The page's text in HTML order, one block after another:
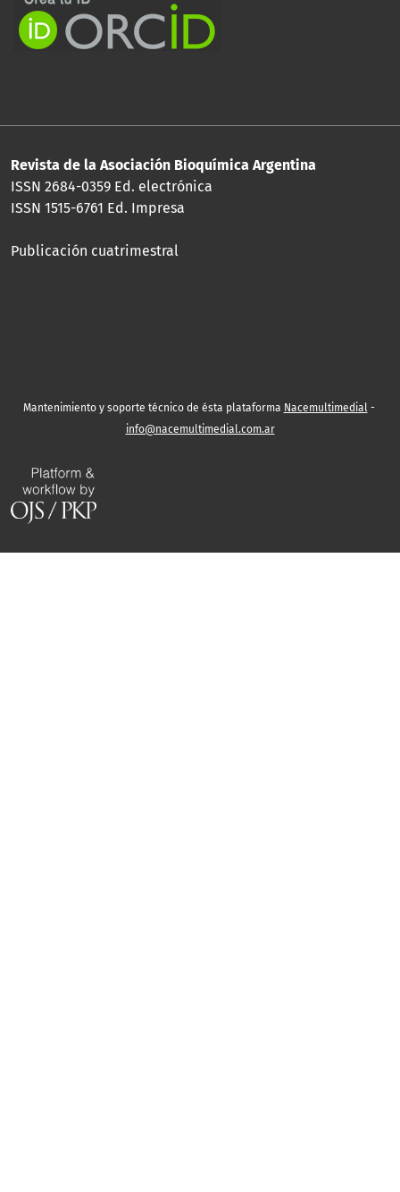
Revista de la Asociación Bioquímica Argentina
ISSN 2684-0359 Ed. electrónica
ISSN 1515-6761 Ed. Impresa
Publicación cuatrimestral
Mantenimiento y soporte técnico de ésta plataforma Nacemultimedial-
info@nacemultimedial.com.ar